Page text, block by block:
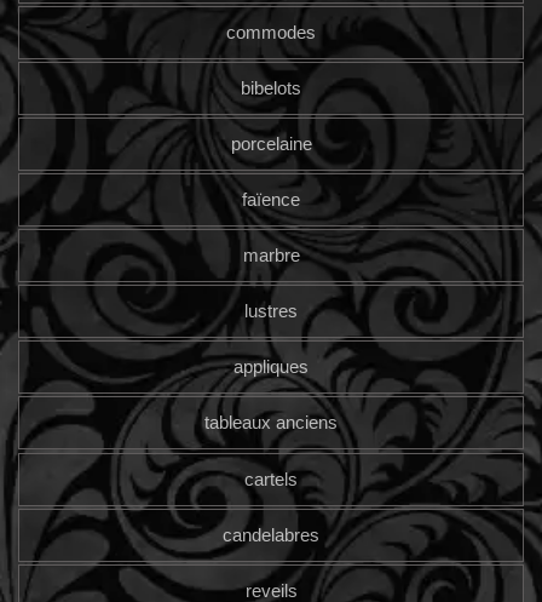
commodes
bibelots
porcelaine
faïence
marbre
lustres
appliques
tableaux anciens
cartels
candelabres
reveils